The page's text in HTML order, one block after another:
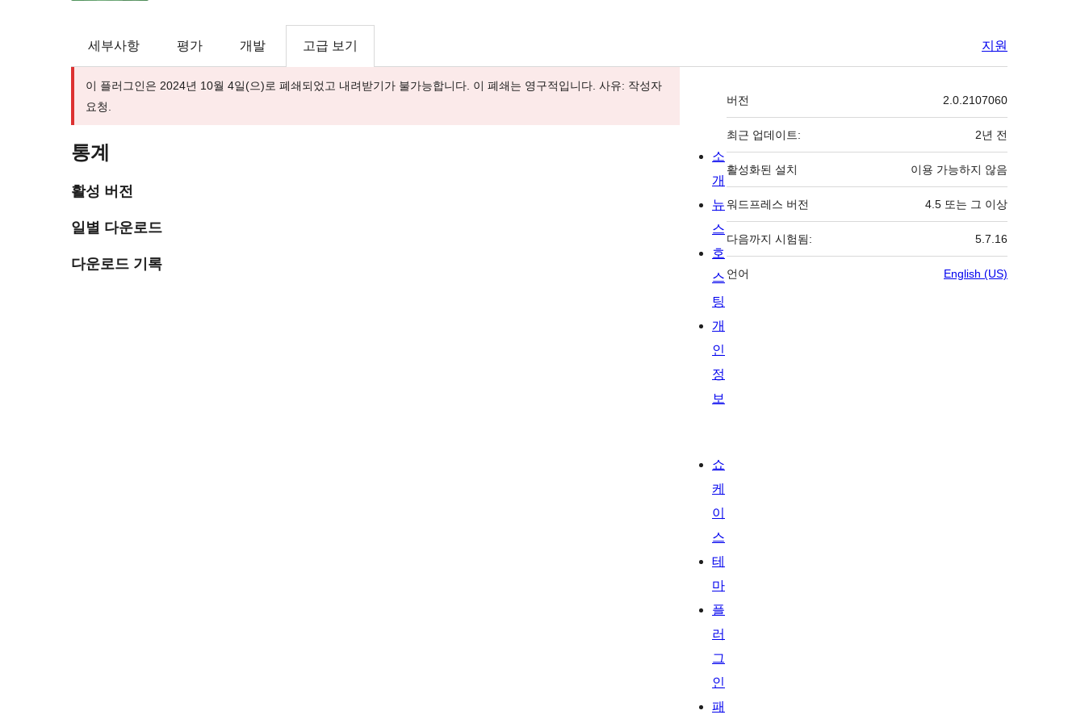
세부사항 평가 개발 고급 보기 지원
이 플러그인은 2024년 10월 4일(으)로 폐쇄되었고 내려받기가 불가능합니다. 이 폐쇄는 영구적입니다. 사유: 작성자
요청.
통계
활성 버전
일별 다운로드
다운로드 기록
기
초
버전 2.0.2107060
최근 업데이트: 2년 전
활성화된 설치 이용 가능하지 않음
워드프레스 버전 4.5 또는 그 이상
다음까지 시험됨: 5.7.16
언어 English (US)
소
개
뉴
스
호
스
팅
개
인
정
보
쇼
케
이
스
테
마
플
러
그
인
패